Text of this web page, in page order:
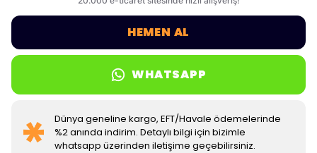
HEMEN AL
WHATSAPP
Dünya geneline kargo, EFT/Havale ödemelerinde
%2 anında indirim. Detaylı bilgi için bizimle
whatsapp üzerinden iletişime geçebilirsiniz.